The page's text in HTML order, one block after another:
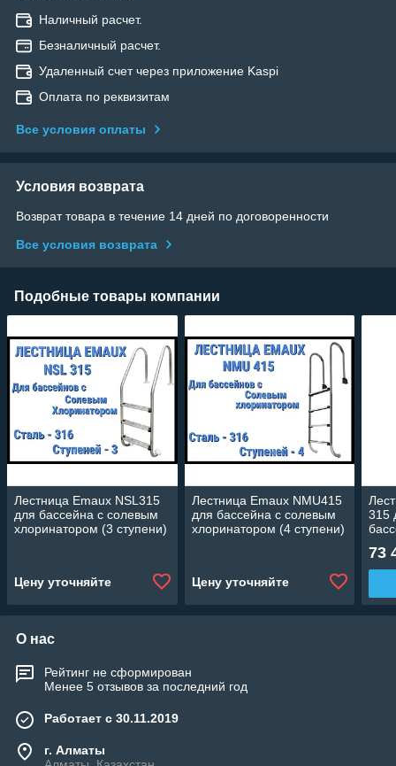
Наличный расчет.
Безналичный расчет.
Удаленный счет через приложение Kaspi
Оплата по реквизитам
Все условия оплаты
Условия возврата
Возврат товара в течение 14 дней по договоренности
Все условия возврата
Подобные товары компании
Лестница Emaux NSL315
для бассейна с солевым
хлоринатором (3 ступени)
Цену уточняйте
Лестница Emaux NMU415
для бассейна с солевым
хлоринатором (4 ступени)
Цену уточняйте
315
73
О нас
Рейтинг не сформирован
Менее 5 отзывов за последний год
Работает с 30.11.2019
г. Алматы